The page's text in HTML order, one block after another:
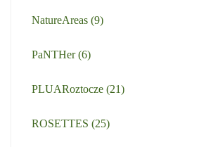
NatureAreas (9)
PaNTHer(6)
PLUARoztocze (21)
ROSETTES (25)